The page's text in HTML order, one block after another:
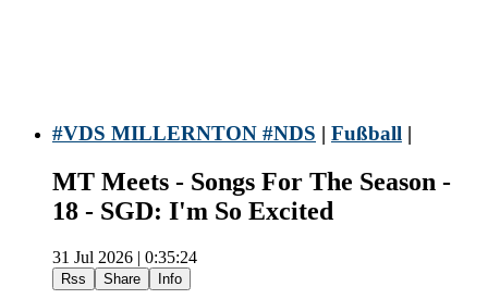
#VDS MILLERNTON #NDS | Fußball |
MT Meets - Songs For The Season -
18 - SGD: I'm So Excited
31 Jul 2026 | 0:35:24
Rss Share Info